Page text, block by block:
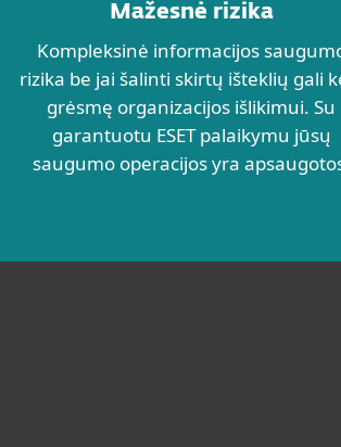
Mažesnė rizika
Kompleksinė informacijos
rizika be jai šalinti skirtų išteklių gali
grėsmę organizacijos išlikimui. Su
garantuotu ESET palaikymu jūsų
saugumo operacijos yra